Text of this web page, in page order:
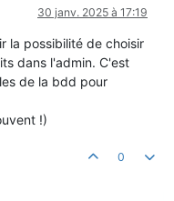
30 janv. 2025 à 17:19
la possibilité de choisir
dans l'admin. C'est
de la bdd pour
!)
0